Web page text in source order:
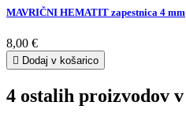
MAVRIČNI HEMATIT zapestnica 4 mm
8,00 €
 Dodaj v košarico
4 ostalih proizvodov